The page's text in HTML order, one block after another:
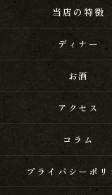
当店の特徴
ディナー
お酒
アクセス
コラム
プライバシーポリ